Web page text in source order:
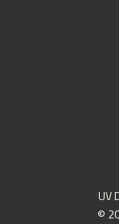
UV
©